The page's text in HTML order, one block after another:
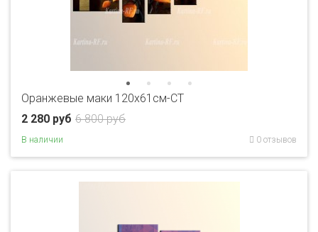
Оранжевые маки 120х61см-CT
6 800 руб
2 280 руб
В наличии 0 отзывов